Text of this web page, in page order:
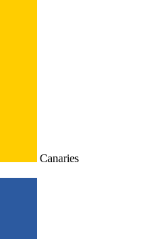
Canaries